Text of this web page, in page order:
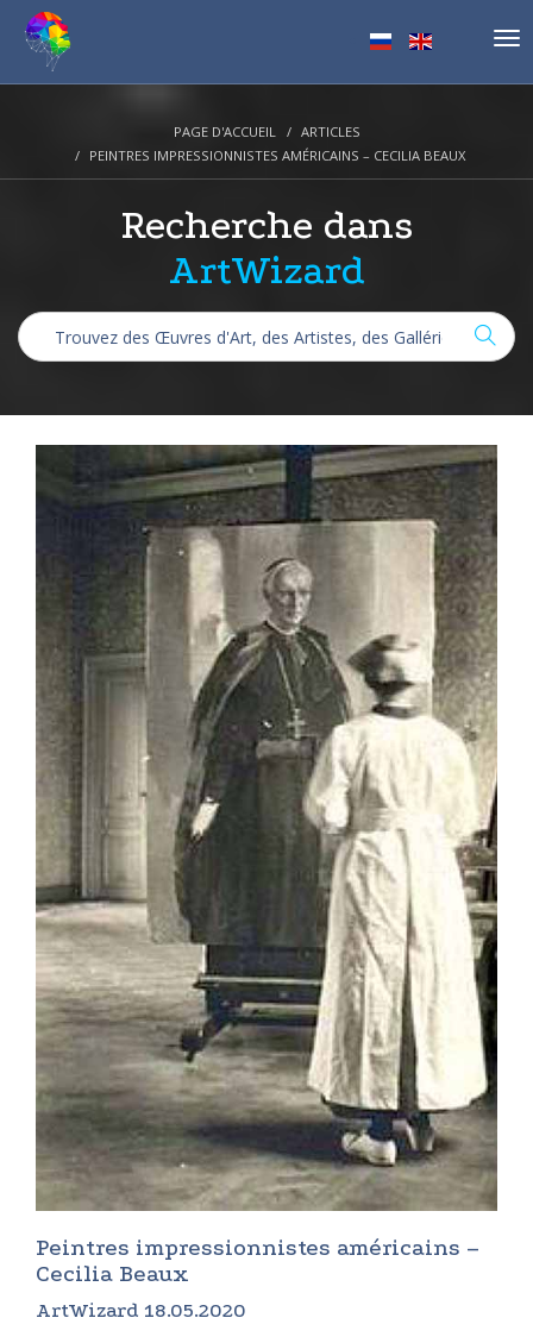
PAGE D'ACCUEIL
ARTICLES
PEINTRES IMPRESSIONNISTES AMÉRICAINS – CECILIA BEAUX
Recherche dans
ArtWizard
Peintres impressionnistes américains –
Cecilia Beaux
ArtWizard 18.05.2020